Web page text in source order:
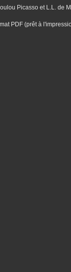
Picasso et L.L. de
PDF (prêt à